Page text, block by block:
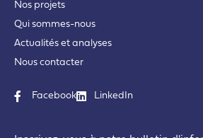
Nos projets
Qui sommes-nous
Actualités et analyses
Nous contacter
Facebook LinkedIn